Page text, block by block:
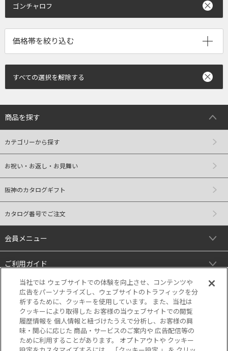
ゴンチャロフ
すべての選択を解除する
商品を探す
カテゴリーから探す
お祝い・お返し・お見舞い
阪神のカタログギフト
カタログ番号でご注文
会員メニュー
ご利用ガイド
リンク
当社では ウェブサイトでの体験を向上させ、コンテンツや
広告をパーソナライズし、ウェブサイトのトラフィックを分
析するために、クッキーを使用しています。 また、当社は
クッキーにより取得した お客様の当ウェブサイトでの閲覧
履歴情報を 個人情報と紐づけたうえで分析し、お客様の興
味・関心に応じた 商品・サービスのご案内や 広告配信等の
ために利用することがあります。 オプトアウトや クッキー